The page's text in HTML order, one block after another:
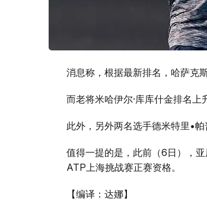
消息称，根据最新排名，哈萨克
而老将米哈伊尔·库库什金排名上
此外，另外两名选手德米特里•
值得一提的是，此前（6日），
ATP上海挑战赛正赛资格。
【编译：达娜】